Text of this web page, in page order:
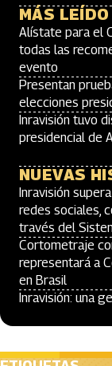
MÁS LEÍDO
Alístate para el
todas las
evento
Presentan
elecciones
Inravisión tuvo
presidencial de
NUEVAS
Inravisión
redes sociales,
través del
Cortometraje
representará a
en Brasil
Inravisión: una